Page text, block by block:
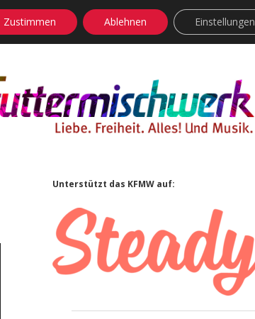
facebook
instagram
rss soundcloud
vimeoBluesky
Sidebar
Unterstützt das KFMW auf:
Zustimmen Ablehnen Einstellungen